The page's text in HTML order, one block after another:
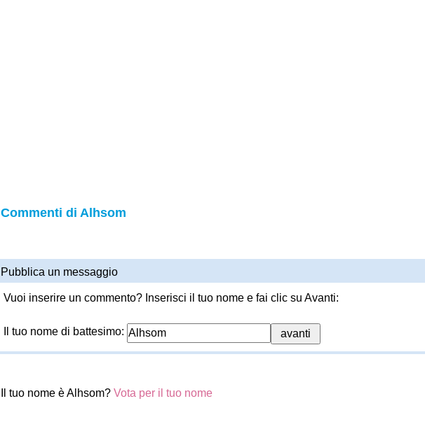
Commenti di Alhsom
Pubblica un messaggio
Vuoi inserire un commento? Inserisci il tuo nome e fai clic su Avanti:
Il tuo nome di battesimo:
Il tuo nome è Alhsom? Vota per il tuo nome